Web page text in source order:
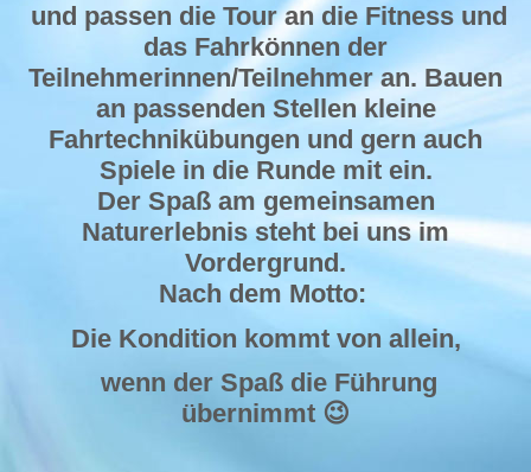
und passen die Tour an die Fitness und
das Fahrkönnen der
Teilnehmerinnen/Teilnehmer an. Bauen
an passenden Stellen kleine
Fahrtechnikübungen und gern auch
Spiele in die Runde mit ein.
Der Spaß am gemeinsamen
Naturerlebnis steht bei uns im
Vordergrund.
Nach dem Motto:
Die Kondition kommt von allein,
wenn der Spaß die Führung
übernimmt 😉